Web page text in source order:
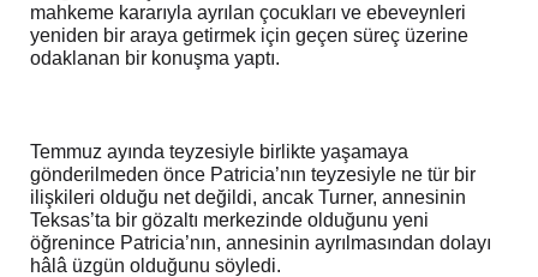
mahkeme kararıyla ayrılan çocukları ve ebeveynleri
yeniden bir araya getirmek için geçen süreç üzerine
odaklanan bir konuşma yaptı.
Temmuz ayında teyzesiyle birlikte yaşamaya
gönderilmeden önce Patricia’nın teyzesiyle ne tür bir
ilişkileri olduğu net değildi, ancak Turner, annesinin
Teksas’ta bir gözaltı merkezinde olduğunu yeni
öğrenince Patricia’nın, annesinin ayrılmasından dolayı
hâlâ üzgün olduğunu söyledi.